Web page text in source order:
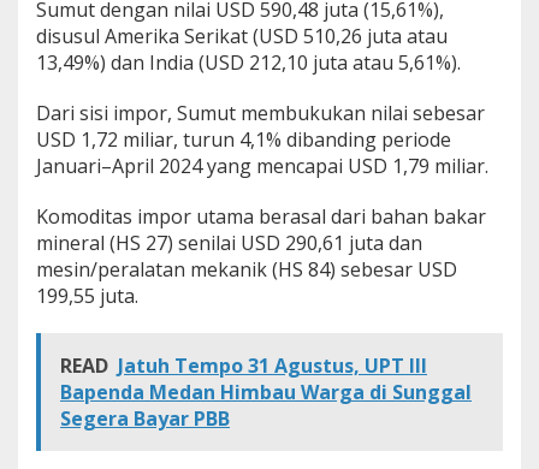
Sumut dengan nilai USD 590,48 juta (15,61%),
disusul Amerika Serikat (USD 510,26 juta atau
13,49%) dan India (USD 212,10 juta atau 5,61%).
Dari sisi impor, Sumut membukukan nilai sebesar
USD 1,72 miliar, turun 4,1% dibanding periode
Januari–April 2024 yang mencapai USD 1,79 miliar.
Komoditas impor utama berasal dari bahan bakar
mineral (HS 27) senilai USD 290,61 juta dan
mesin/peralatan mekanik (HS 84) sebesar USD
199,55 juta.
READ Jatuh Tempo 31 Agustus, UPT III
Bapenda Medan Himbau Warga di Sunggal
Segera Bayar PBB